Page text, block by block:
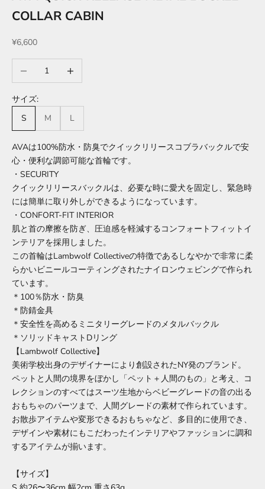
COLLAR CABIN
セール価格
¥6,600
数量を減らす 数量を増やす
サイズ:
S
M L
AVAは100%防水・防臭でクイックリリースコブラバックルで安
心・便利な調節可能な首輪です。
・SECURITY
クイックリリースバックルは、必要な時に愛犬を固定し、緊急時
には簡単に取り外しができるようになっています。
・CONFORT-FIT INTERIOR
肌と首の摩擦を防ぎ、圧迫感を軽減するコンフォートフィットイ
ンテリアを採用しました。
この首輪はLambwolf Collectiveの特徴であるしなやかで非常に柔
らかいビニールコーティングされたナイロンウェビングで作られ
ています。
＊100％防水・防臭
＊防錆金具
＊安全性を高めるミニタリーグレードのメタルバックル
＊ソリッドキャストDリング
【Lambwolf Collective】
美術学校出身のデザイナーにより創設されたNY発のブランド。
ペットと人間の境界をぼかし「ペット＋人間のもの」と考え、コ
レクションのすべてはスーツ生地からベビーグレードの音の出る
おもちゃのパーツまで、人間グレードの素材で作られています。
お散歩アイテムや変形できるおもちゃなど、多目的に使用でき、
デザインや素材にもこだわったインテリアやファッションに調和
するアイテムが揃います。
【サイズ】